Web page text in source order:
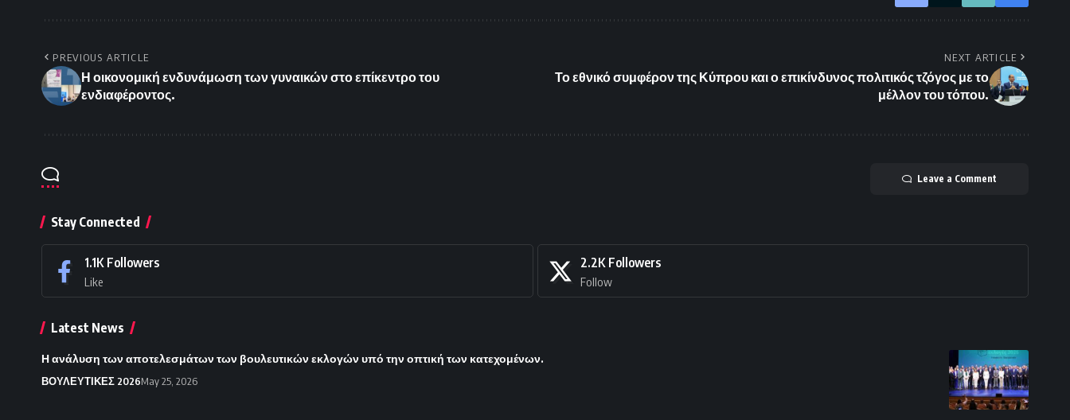
PREVIOUS ARTICLE
Η οικονομική ενδυνάμωση των γυναικών στο επίκεντρο του
ενδιαφέροντος.
NEXT ARTICLE
Το εθνικό συμφέρον της Κύπρου και ο επικίνδυνος πολιτικός τζόγος με το
μέλλον του τόπου.
Leave a Comment
Stay Connected
1.1K Followers
Like
2.2K Followers
Follow
Latest News
Η ανάλυση των αποτελεσμάτων των βουλευτικών εκλογών υπό την οπτική των κατεχομένων.
ΒΟΥΛΕΥΤΙΚΕΣ 2026May 25, 2026